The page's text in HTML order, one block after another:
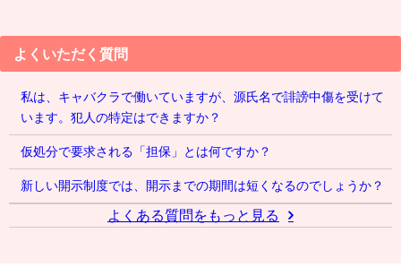
よくいただく質問
私は、キャバクラで働いていますが、源氏名で誹謗中傷を受けて
います。犯人の特定はできますか？
仮処分で要求される「担保」とは何ですか？
新しい開示制度では、開示までの期間は短くなるのでしょうか？
よくある質問をもっと見る